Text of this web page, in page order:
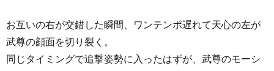
お互いの右が交錯した瞬間、ワンテンポ遅れて天心の左が
武尊の顔面を切り裂く。
同じタイミングで追撃姿勢に入ったはずが、武尊のモーシ